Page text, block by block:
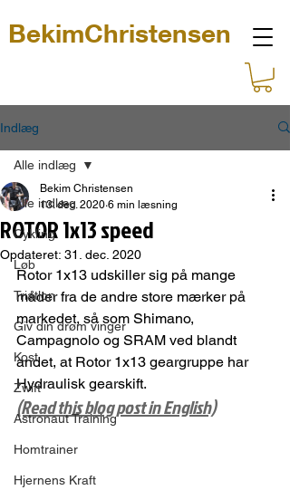
BekimChristensen
Indlæg
Alle indlæg
Cykling
Løb
Triatlon
Giv din drøm vinger
Kost
Zwift
Astronaut Training
Homtrainer
Hjernens Kraft
Alle indlæg
ROTOR 1x13 speed
Bekim Christensen
13. dec. 2020 6 min læsning
Opdateret: 31. dec. 2020
Rotor 1x13 udskiller sig på mange
måder fra de andre store mærker på
markedet, så som Shimano,
Campagnolo og SRAM ved blandt
andet, at Rotor 1x13 geargruppe har
Hydraulisk gearskift.
(Read this blog post in English)